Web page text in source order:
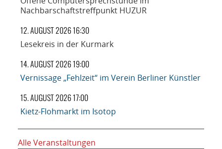
Nachbarschaftstreffpunkt HUZUR
12. AUGUST 2026 16:30
Lesekreis in der Kurmark
14. AUGUST 2026 19:00
Vernissage „Fehlzeit“ im Verein Berliner Künstler
15. AUGUST 2026 17:00
Kietz-Flohmarkt im Isotop
Alle Veranstaltungen